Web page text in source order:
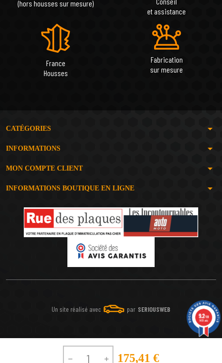
  175,41 €
(hors housses sur mesure)
et assistance
France
Housses
Fabrication
sur mesure
CATÉGORIES arrow_drop_down
INFORMATIONS arrow_drop_down
MON COMPTE CLIENT arrow_drop_down
INFORMATIONS BOUTIQUE EN LIGNE arrow_drop_down
Un site réalisé avec par SERIOUSWEB
9.2/10
1491 avis